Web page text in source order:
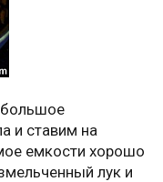
и ставим на
емкости хорошо
лук и